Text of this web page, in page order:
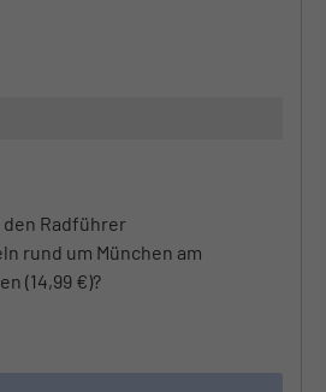
den Radführer
rund um München am
(14,99 €)?